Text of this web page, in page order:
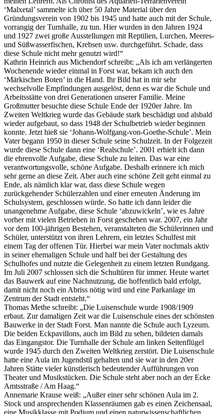
‘Malxetal’ sammelte ich über 50 Jahre Material über den
Gründungsverein von 1902 bis 1945 und hatte auch mit der Schule,
vorrangig der Turnhalle, zu tun. Hier wurden in den Jahren 1924
und 1927 zwei große Ausstellungen mit Reptilien, Lurchen, Meeres-
und Süßwasserfischen, Krebsen usw. durchgeführt. Schade, dass
diese Schule nicht mehr genutzt wird!“
Kathrin Heinrich aus Michendorf schreibt: „Als ich am verlängerten
Wochenende wieder einmal in Forst war, bekam ich auch den
‘Märkischen Boten’ in die Hand. Ihr Bild hat in mir sehr
wechselvolle Empfindungen ausgelöst, denn es war die Schule und
Arbeitsstätte von drei Generationen unserer Familie. Meine
Großmutter besuchte diese Schule Ende der 1920er Jahre. Im
Zweiten Weltkrieg wurde das Gebäude stark beschädigt und alsbald
wieder aufgebaut, so dass 1948 der Schulbetrieb wieder beginnen
konnte. Jetzt hieß sie ‘Johann-Wolfgang-von-Goethe-Schule’. Mein
Vater begann 1950 in dieser Schule seine Schulzeit. In der Folgezeit
wurde diese Schule dann eine ‘Realschule’. 2001 erhielt ich dann
die ehrenvolle Aufgabe, diese Schule zu leiten. Das war eine
verantwortungsvolle, schöne Aufgabe. Deshalb erinnere ich mich
sehr gerne an diese Zeit. Aber auch eine schöne Zeit geht einmal zu
Ende, als nämlich klar war, dass diese Schule wegen
zurückgehender Schülerzahlen und einer erneuten Änderung im
Schulsystem, geschlossen würde. So hatte ich dann leider die
unangenehme Aufgabe, diese Schule ‘abzuwickeln’, wie es Jahre
vorher mit vielen Betrieben in Forst geschehen war. 2007, ein Jahr
vor dem 100-jährigen Bestehen, veranstalteten die Schülerinnen und
Schüler, unterstützt von ihren Lehrern, ein letztes Schulfest mit
einem Tag der offenen Tür. Hierbei war mein Vater nochmals aktiv
in seiner ehemaligen Schule und half bei der Gestaltung des
Schulhofes und nutzte die Gelegenheit zu einem letzten Rundgang.
Im Juli 2007 schlossen sich die Schultüren für immer. Heute wartet
das Bauwerk auf eine Nachnutzung, die hoffentlich bald erfolgt,
damit nicht noch ein Abriss nötig wird und eine Parkanlage im
Zentrum der Stadt entsteht.“
Thomas Methe schreibt: „Die Luisenschule wurde 1908/1909
erbaut. Zur damaligen Zeit war die Luisenschule eines der schönsten
Bauwerke in der Stadt Forst. Man nannte die Schule auch Lyzeum.
Die beiden Eckpavillons, auch im Bild zu sehen, bildeten damals
das Eingangstor. Die Turnhalle der Schule am linken Seitenflügel
wurde 1945 durch den Zweiten Weltkrieg zerstört. Die Luisenschule
hatte eine Aula im Jugendstil gehalten und sie war in den 20er
Jahren Stätte vieler künstlerisch bedeutender Aufführungen von
Theater und Musikstücken. Die Schule steht aber noch an der Ecke
Amtsstraße / Am Haag.“
Annemarie Krause weiß: „Außer einer sehr schönen Aula im 2.
Stock und ansprechenden Klassenräumen gab es einen Zeichensaal,
eine Musikklasse mit Podium und einen naturwissenschaftlichen